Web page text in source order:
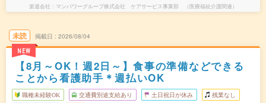
派遣会社 マンパワーグループ株式会社 ケアサービス事業部 （医療福祉介護関連）
未読
NEW
掲載日 2026/08/04
【8月～OK！週2日～】食事の準備などできる
ことから看護助手＊週払いOK
職種未経験OK 交通費別途支給あり 土日祝日が休み 残業なし